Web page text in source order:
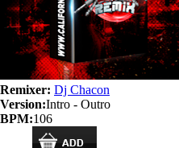
Remixer: Dj Chacon
Version:Intro - Outro
BPM:106